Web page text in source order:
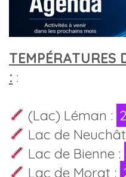
TEMPÉRATURES
: :
(Lac) Léman :
Lac de
Lac de Bienne :
Lac de Morat :